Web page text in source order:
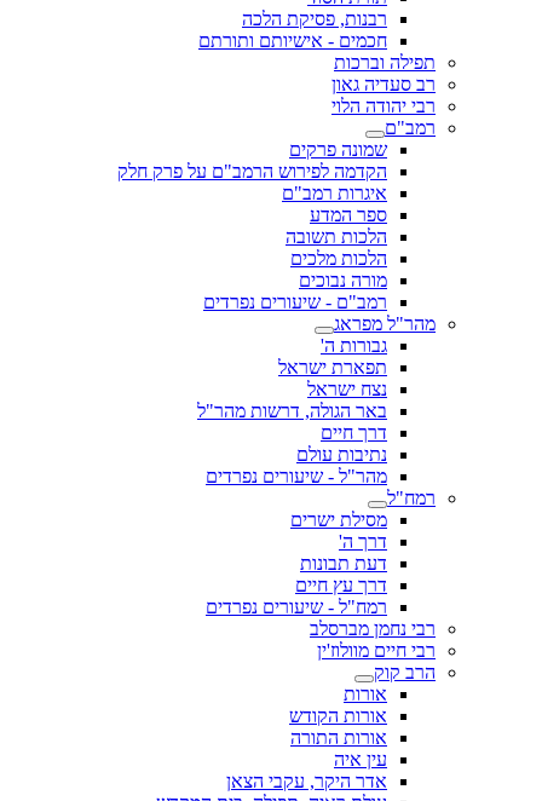
רבנות, פסיקת הלכה
חכמים - אישיותם ותורתם
תפילה וברכות
רב סעדיה גאון
רבי יהודה הלוי
רמב"ם
שמונה פרקים
הקדמה לפירוש הרמב"ם על פרק חלק
איגרות רמב"ם
ספר המדע
הלכות תשובה
הלכות מלכים
מורה נבוכים
רמב"ם - שיעורים נפרדים
מהר"ל מפראג
גבורות ה'
תפארת ישראל
נצח ישראל
באר הגולה, דרשות מהר"ל
דרך חיים
נתיבות עולם
מהר"ל - שיעורים נפרדים
רמח"ל
מסילת ישרים
דרך ה'
דעת תבונות
דרך עץ חיים
רמח"ל - שיעורים נפרדים
רבי נחמן מברסלב
רבי חיים מוולוז'ין
הרב קוק
אורות
אורות הקודש
אורות התורה
עין איה
אדר היקר, עקבי הצאן